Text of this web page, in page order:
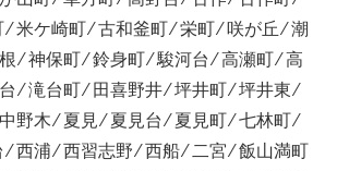
米ケ崎町 ⁄ 古和釜町 ⁄ 栄町 ⁄ 咲が丘 ⁄ 潮
⁄ 神保町 ⁄ 鈴身町 ⁄ 駿河台 ⁄ 高瀬町 ⁄ 高
⁄ 滝台町 ⁄ 田喜野井 ⁄ 坪井町 ⁄ 坪井東 ⁄
野木 ⁄ 夏見 ⁄ 夏見台 ⁄ 夏見町 ⁄ 七林町 ⁄
西浦 ⁄ 西習志野 ⁄ 西船 ⁄ 二宮 ⁄ 飯山満町